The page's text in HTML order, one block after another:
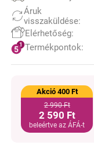
Áruk
visszaküldése:
Elérhetőség:
Termékpontok:
Akció 400 Ft
2 990 Ft
2 590 Ft
beleértve az ÁFÁ-t